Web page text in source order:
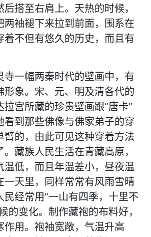
搭至右肩上。天热的时候，
两袖褪下来拉到前面，围系在
着不但有悠久的历史，而且有
寺一幅两秦时代的壁画中，有
形象。宋、元、明及清各代的
宫所藏的珍贵壁画跟“唐卡”
看到那些佛像与佛家弟子的穿
臂的，由此可见这种穿着方法
藏族人民生活在青藏高原，
温低，而且年温差小，昼夜温
一天里，同样常常有风雨雪晴
民经常用“一山有四季，十里不
的变化。制作藏袍的布料好，
作用。袍袖宽敞，气温升高